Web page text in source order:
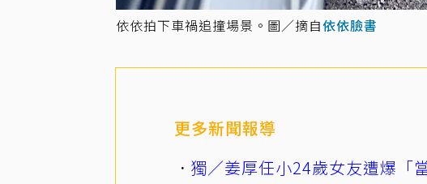
依依拍下車禍追撞場景。圖／摘自依依臉書
更多新聞報導
獨／姜厚任小24歲女友遭爆「